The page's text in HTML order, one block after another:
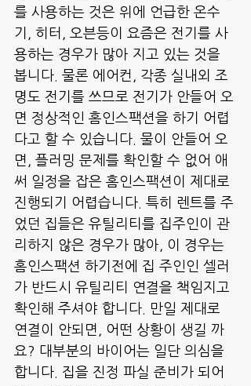
를 사용하는 것은 위에 언급한 온수
기, 히터, 오븐등이 요즘은 전기를 사
용하는 경우가 많아 지고 있는 것을
봅니다. 물론 에어컨, 각종 실내외 조
명도 전기를 쓰므로 전기가 안들어 오
면 정상적인 홈인스팩션을 하기 어렵
다고 할 수 있습니다. 물이 안들어 오
면, 플러밍 문제를 확인할 수 없어 애
써 일정을 잡은 홈인스팩션이 제대로
진행되기 어렵습니다. 특히 렌트를 주
었던 집들은 유틸리티를 집주인이 관
리하지 않은 경우가 많아, 이 경우는
홈인스팩션 하기전에 집 주인인 셀러
가 반드시 유틸리티 연결을 책임지고
확인해 주셔야 합니다. 만일 제대로
연결이 안되면, 어떤 상황이 생길 까
요? 대부분의 바이어는 일단 의심을
합니다. 집을 진정 파실 준비가 되어